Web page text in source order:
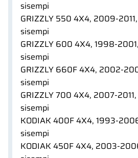
sisempi
GRIZZLY 550 4X4, 2009-
sisempi
GRIZZLY 600 4X4, 1998-
sisempi
GRIZZLY 660F 4X4, 2002-
sisempi
GRIZZLY 700 4X4, 2007-
sisempi
KODIAK 400F 4X4, 1993-
sisempi
KODIAK 450F 4X4, 2003-